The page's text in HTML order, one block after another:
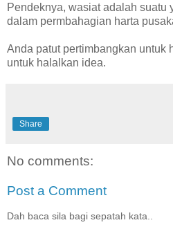
Pendeknya, wasiat adalah suatu
dalam permbahagian harta
Anda patut pertimbangkan untuk
untuk halalkan idea.
Share
No comments:
Post a Comment
Dah baca sila bagi sepatah kata..